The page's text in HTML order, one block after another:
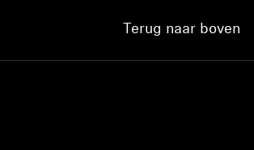
Terug naar boven